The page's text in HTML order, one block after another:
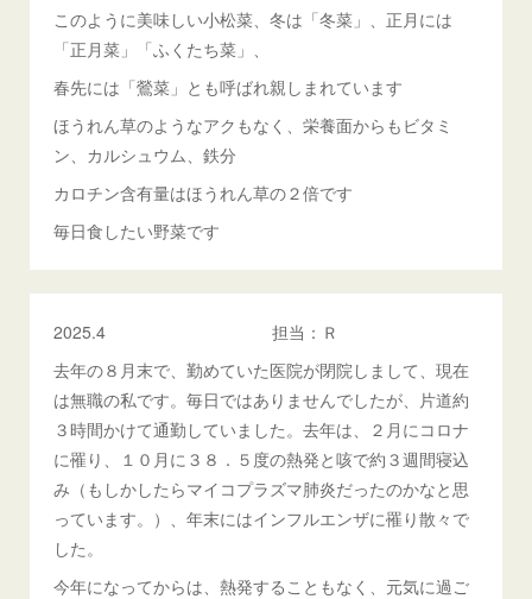
このように美味しい小松菜、冬は「冬菜」、正月には
「正月菜」「ふくたち菜」、
春先には「鶯菜」とも呼ばれ親しまれています
ほうれん草のようなアクもなく、栄養面からもビタミ
ン、カルシュウム、鉄分
カロチン含有量はほうれん草の２倍です
毎日食したい野菜です
2025.4 担当：Ｒ
去年の８月末で、勤めていた医院が閉院しまして、現在
は無職の私です。毎日ではありませんでしたが、片道約
３時間かけて通勤していました。去年は、２月にコロナ
に罹り、１０月に３８．５度の熱発と咳で約３週間寝込
み（もしかしたらマイコプラズマ肺炎だったのかなと思
っています。）、年末にはインフルエンザに罹り散々で
した。
今年になってからは、熱発することもなく、元気に過ご